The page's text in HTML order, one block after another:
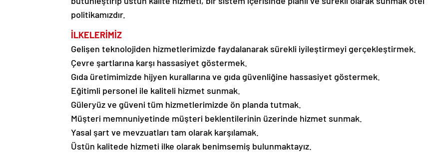
politikamızdır.
İLKELERİMİZ
Gelişen teknolojiden hizmetlerimizde faydalanarak sürekli iyileştirmeyi gerçekleştirmek.
Çevre şartlarına karşı hassasiyet göstermek.
Gıda üretimimizde hijyen kurallarına ve gıda güvenliğine hassasiyet göstermek.
Eğitimli personel ile kaliteli hizmet sunmak.
Güleryüz ve güveni tüm hizmetlerimizde ön planda tutmak.
Müşteri memnuniyetinde müşteri beklentilerinin üzerinde hizmet sunmak.
Yasal şart ve mevzuatları tam olarak karşılamak.
Üstün kalitede hizmeti ilke olarak benimsemiş bulunmaktayız.